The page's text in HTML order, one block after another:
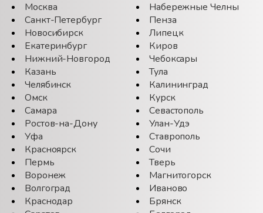
Москва
Санкт-Петербург
Новосибирск
Екатеринбург
Нижний-Новгород
Казань
Челябинск
Омск
Самара
Ростов-на-Дону
Уфа
Красноярск
Пермь
Воронеж
Волгоград
Краснодар
Набережные Челны
Пенза
Липецк
Киров
Чебоксары
Тула
Калининград
Курск
Севастополь
Улан-Удэ
Ставрополь
Сочи
Тверь
Магнитогорск
Иваново
Брянск